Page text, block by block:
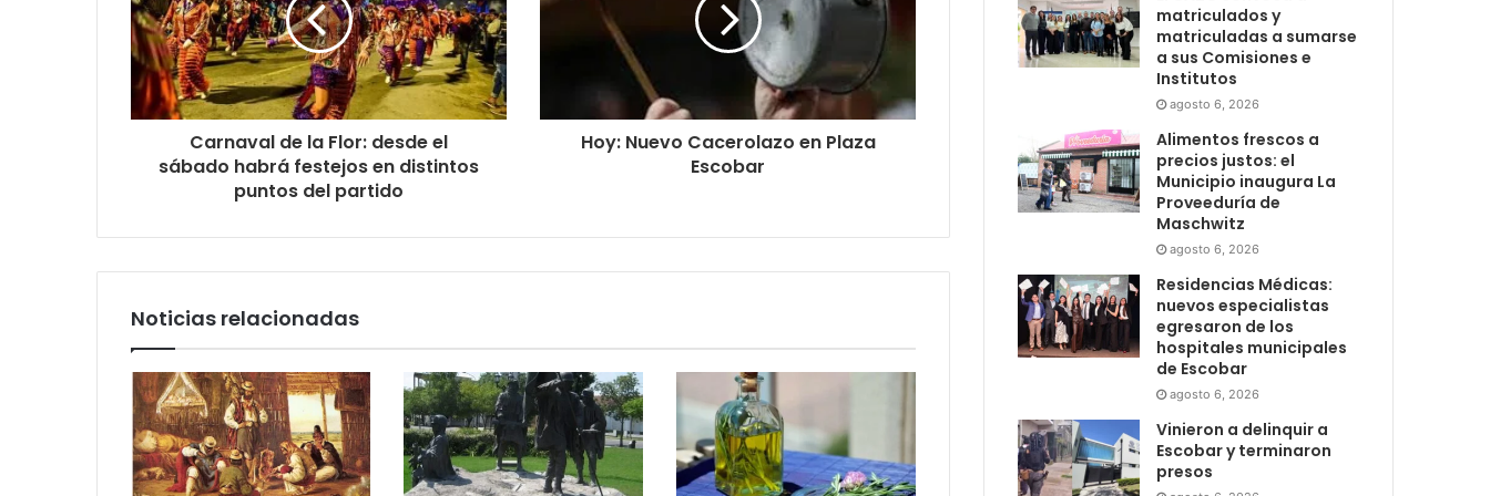
Carnaval de la Flor: desde el
sábado habrá festejos en distintos
puntos del partido
Hoy: Nuevo Cacerolazo en Plaza
Escobar
Noticias relacionadas
matriculados y
matriculadas a sumarse
a sus Comisiones e
Institutos
agosto 6, 2026
Alimentos frescos a
precios justos: el
Municipio inaugura La
Proveeduría de
Maschwitz
agosto 6, 2026
Residencias Médicas:
nuevos especialistas
egresaron de los
hospitales municipales
de Escobar
agosto 6, 2026
Vinieron a delinquir a
Escobar y terminaron
presos